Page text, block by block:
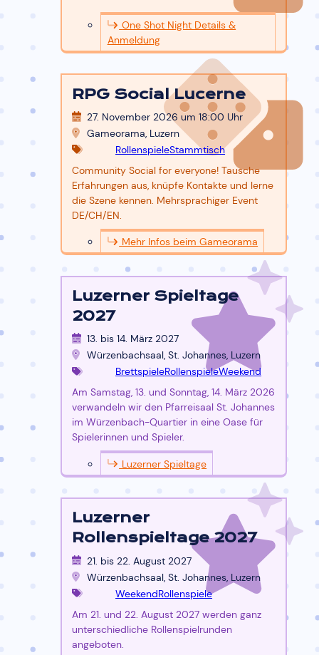
One Shot Night Details &
Anmeldung
RPG Social Lucerne
27. November 2026 um 18:00 Uhr
Gameorama, Luzern
RollenspieleStammtisch
Community Social for everyone! Tausche
Erfahrungen aus, knüpfe Kontakte und lerne
die Szene kennen. Mehrsprachiger Event
DE/CH/EN.
Mehr Infos beim Gameorama
Luzerner Spieltage
2027
13. bis 14. März 2027
Würzenbachsaal, St. Johannes, Luzern
BrettspieleRollenspieleWeekend
Am Samstag, 13. und Sonntag, 14. März 2026
verwandeln wir den Pfarreisaal St. Johannes
im Würzenbach-Quartier in eine Oase für
Spielerinnen und Spieler.
Luzerner Spieltage
Luzerner
Rollenspieltage 2027
21. bis 22. August 2027
Würzenbachsaal, St. Johannes, Luzern
WeekendRollenspiele
Am 21. und 22. August 2027 werden ganz
unterschiedliche Rollenspielrunden
angeboten.